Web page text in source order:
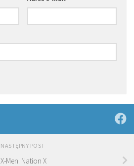
NASTĘPNY POST
X-Men. Nation X